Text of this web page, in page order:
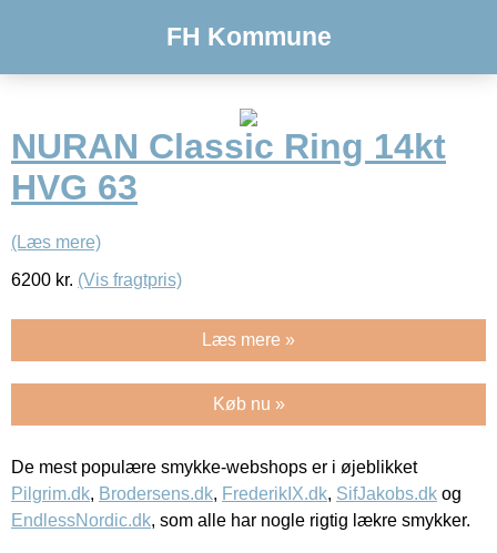
FH Kommune
NURAN Classic Ring 14kt
HVG 63
(Læs mere)
6200 kr. (Vis fragtpris)
Læs mere »
Køb nu »
De mest populære smykke-webshops er i øjeblikket
Pilgrim.dk, Brodersens.dk, FrederikIX.dk, SifJakobs.dk og
EndlessNordic.dk, som alle har nogle rigtig lækre smykker.